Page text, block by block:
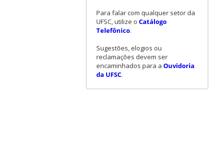
Para falar com qualquer setor da
UFSC, utilize o Catálogo
Telefônico.
Sugestões, elogios ou
reclamações devem ser
encaminhados para a Ouvidoria
da UFSC.